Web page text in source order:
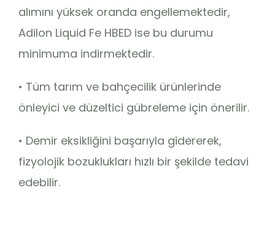
alımını yüksek oranda engellemektedir,
Adilon Liquid Fe HBED ise bu durumu
minimuma indirmektedir.
• Tüm tarım ve bahçecilik ürünlerinde
önleyici ve düzeltici gübreleme için önerilir.
• Demir eksikliğini başarıyla gidererek,
fizyolojik bozuklukları hızlı bir şekilde tedavi
edebilir.